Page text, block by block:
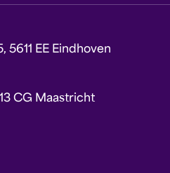
5611 EE Eindhoven
CG Maastricht